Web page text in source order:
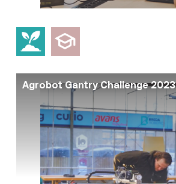
Agrobot Gantry Challenge 2023